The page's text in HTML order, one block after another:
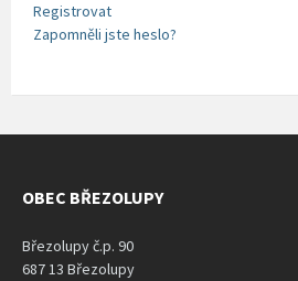
Registrovat
Zapomněli jste heslo?
OBEC BŘEZOLUPY
Březolupy č.p. 90
687 13 Březolupy